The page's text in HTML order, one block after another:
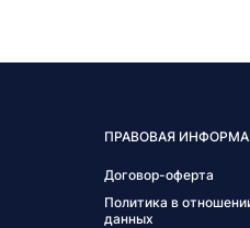
ПРАВОВАЯ
Договор-оферта
Политика в
данных